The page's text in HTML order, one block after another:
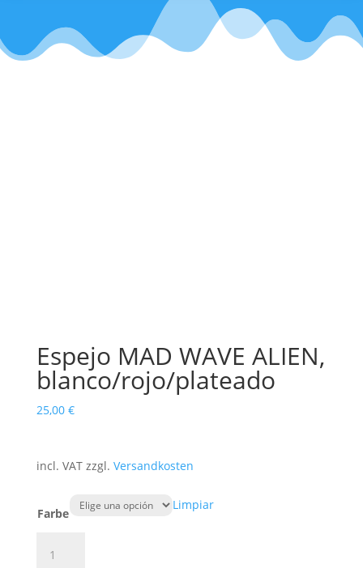
Espejo MAD WAVE ALIEN,
blanco/rojo/plateado
25,00 €
incl. VAT zzgl. Versandkosten
Farbe
Limpiar
MAD